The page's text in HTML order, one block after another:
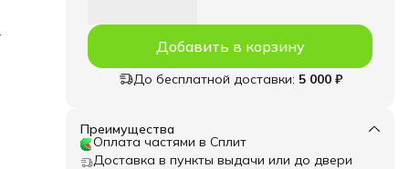
Добавить в корзину
До бесплатной доставки: 5 000 ₽
Преимущества
Оплата частями в Сплит
Доставка в пункты выдачи или до двери